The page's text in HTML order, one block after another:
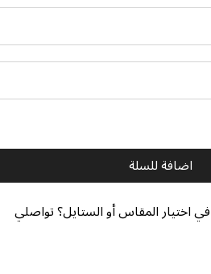
اضافة للسلة
اختيار المقاس أو الستايل؟ تواصلي